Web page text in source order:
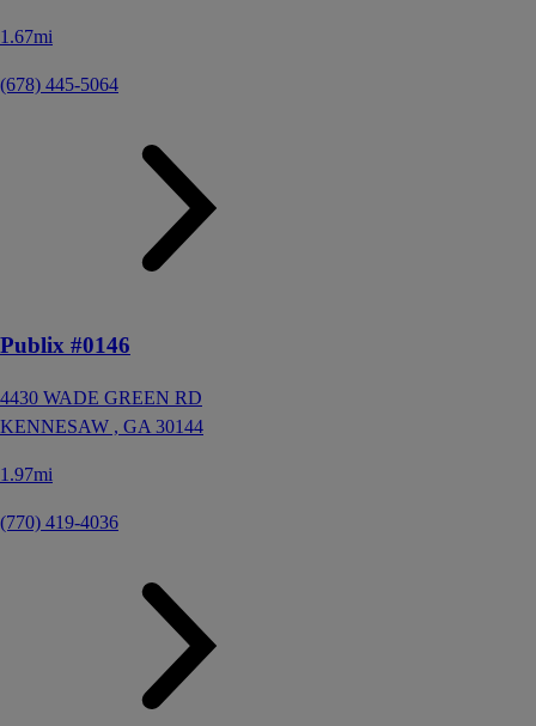
1.67mi
(678) 445-5064
Publix #0146
4430 WADE GREEN RD
KENNESAW , GA 30144
1.97mi
(770) 419-4036